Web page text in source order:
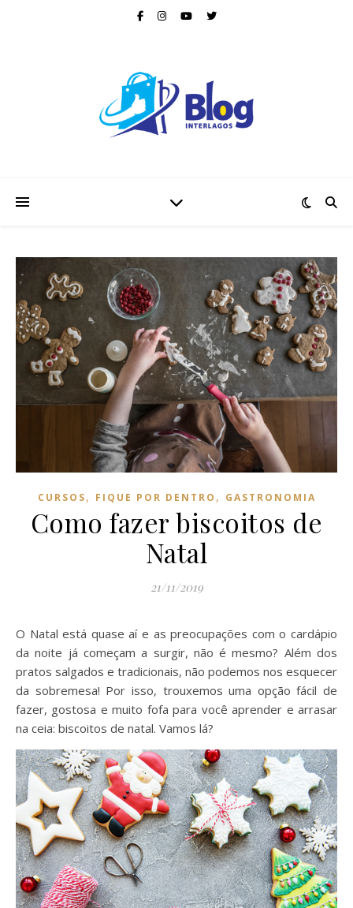
CURSOS, FIQUE POR DENTRO , GASTRONOMIA
Como fazer biscoitos de
Natal
21/11/2019
O Natal está quase aí e as preocupações com o cardápio
da noite já começam a surgir, não é mesmo? Além dos
pratos salgados e tradicionais, não podemos nos esquecer
da sobremesa! Por isso, trouxemos uma opção fácil de
fazer, gostosa e muito fofa para você aprender e arrasar
na ceia: biscoitos de natal. Vamos lá?